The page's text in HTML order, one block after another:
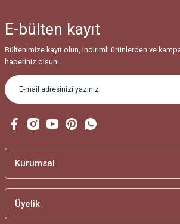
Ürün fiyatı diğer sitelerden daha pahalı.
Bu ürüne benzer farklı alternatifler olmalı.
E-bülten kayıt
Bültenimize kayıt olun, indirimli ürünlerden ve
haberiniz olsun!
Kurumsal
Üyelik